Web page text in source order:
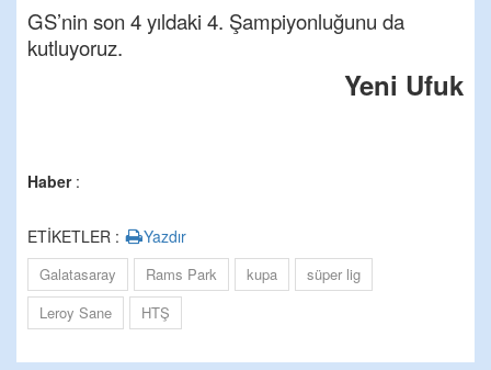
GS’nin son 4 yıldaki 4. Şampiyonluğunu da
kutluyoruz.
Yeni Ufuk
Haber:
ETİKETLER : Yazdır
Galatasaray Rams Park kupa
süper lig
Leroy Sane
HTŞ